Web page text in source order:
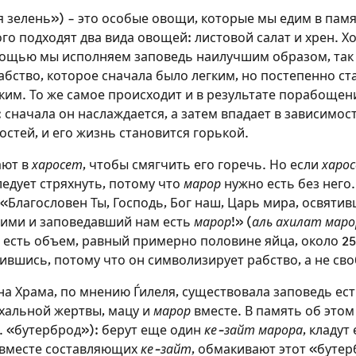
зелень») – это особые овощи, которые мы едим в
подходят два вида овощей: листовой салат и хрен.
мы исполняем заповедь наилучшим образом, так
которое сначала было легким, но постепенно
То же самое происходит и в результате
он наслаждается, а затем впадает в
и его жизнь становится горькой.
вхаросет, чтобы смягчить его горечь. Но если
стряхнуть, потому что марорнужно есть без
Ты, Господь, Бог наш, Царь мира,
и заповедавший нам есть марор!» (аль ахилат
объем, равный примерно половине яйца, около
потому что он символизирует рабство, а не
Храма, по мнению Ѓилеля, существовала заповедь
жертвы, мацу и марорвместе. В память об
«бутерброд»): берут еще один ке-зайт марора, кладут
составляющих ке-зайт, обмакивают этот
Зарегистрироваться на
сайте
Чтобы делать пометки на сайте, необходимо
зарегистрироваться.